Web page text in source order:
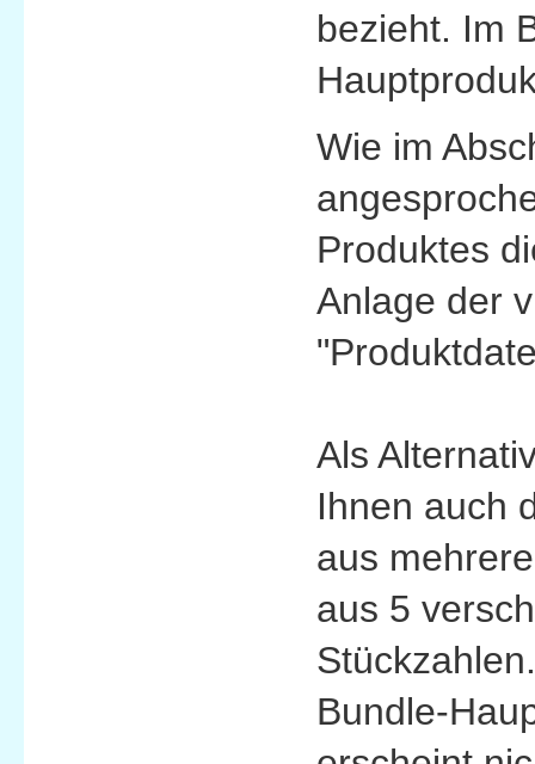
bezieht. Im
Wie im
Produktes
Anlage der
Als
Ihnen auch
aus
aus 5
Bundle-